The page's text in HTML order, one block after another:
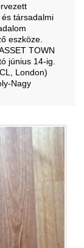
társadalmi
eszköze.
TOWN
június 14-ig.
London)
Nagy